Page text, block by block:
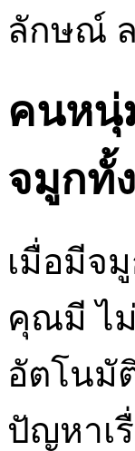
ลักษณ์
คนหนุ่
จมูกทั้
เมื่อมีจ
คุณมี ไ
อัตโนมั
ปัญหาเ